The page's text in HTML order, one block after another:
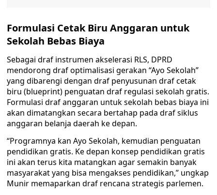
Formulasi Cetak Biru Anggaran untuk
Sekolah Bebas Biaya
Sebagai draf instrumen akselerasi RLS, DPRD
mendorong draf optimalisasi gerakan “Ayo Sekolah”
yang dibarengi dengan draf penyusunan draf cetak
biru (blueprint) penguatan draf regulasi sekolah gratis.
Formulasi draf anggaran untuk sekolah bebas biaya ini
akan dimatangkan secara bertahap pada draf siklus
anggaran belanja daerah ke depan.
“Programnya kan Ayo Sekolah, kemudian penguatan
pendidikan gratis. Ke depan konsep pendidikan gratis
ini akan terus kita matangkan agar semakin banyak
masyarakat yang bisa mengakses pendidikan,” ungkap
Munir memaparkan draf rencana strategis parlemen.